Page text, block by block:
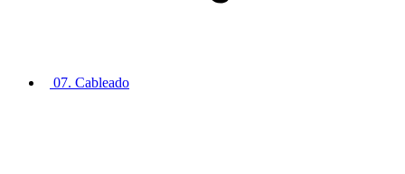
07. Cableado